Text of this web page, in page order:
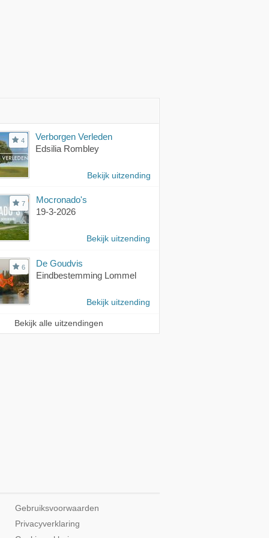
4
Verborgen Verleden
Edsilia Rombley
Bekijk uitzending
7
Mocronado's
19-3-2026
Bekijk uitzending
6
De Goudvis
Eindbestemming Lommel
Bekijk uitzending
Bekijk alle uitzendingen
Gebruiksvoorwaarden
Privacyverklaring